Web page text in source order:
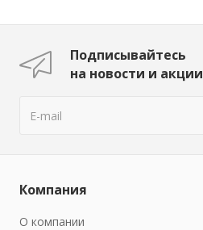
Подписывайтесь
на новости и акции
Компания
О компании